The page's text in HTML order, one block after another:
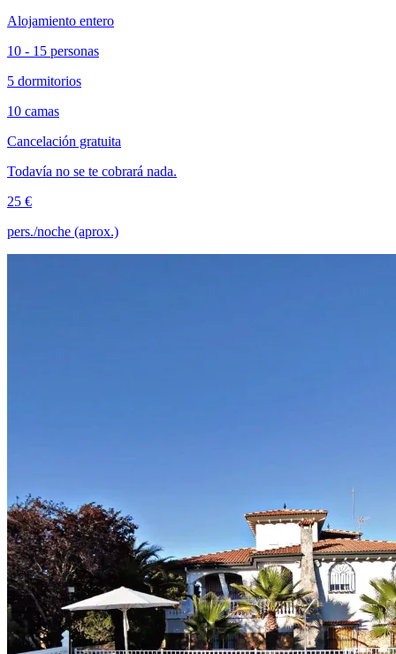
Alojamiento entero
10 - 15 personas
5 dormitorios
10 camas
Cancelación gratuita
Todavía no se te cobrará nada.
25 €
pers./noche (aprox.)